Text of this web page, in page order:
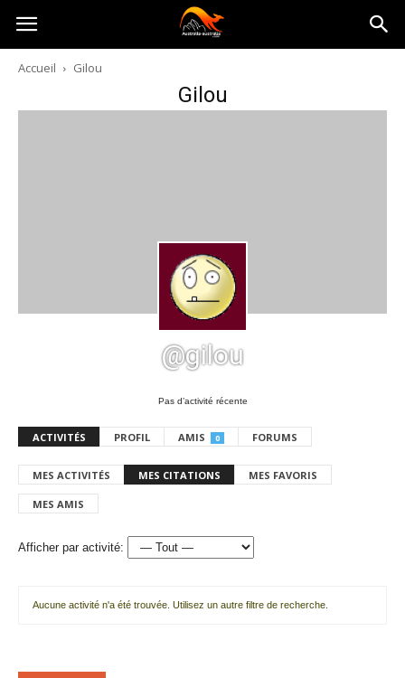
Australia-
australie.com
Accueil Gilou
Gilou
@gilou
Pas d’activité récente
ACTIVITÉS PROFIL AMIS 0 FORUMS
MES ACTIVITÉS MES CITATIONS MES FAVORIS
MES AMIS
Afficher par activité:
Aucune activité n'a été trouvée. Utilisez un autre filtre de recherche.